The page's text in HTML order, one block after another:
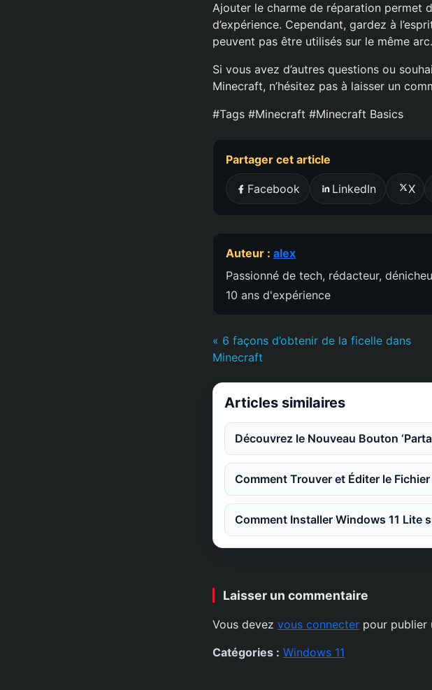
Ajouter le charme de réparation permet
d’expérience. Cependant, gardez à
peuvent pas être utilisés sur le même arc.
Si vous avez d’autres questions ou
Minecraft, n’hésitez pas à laisser un
#Tags #Minecraft #Minecraft Basics
Partager cet article
Facebook LinkedIn X
Auteur : alex
Passionné de tech, rédacteur,
10 ans d'expérience
« 6 façons d’obtenir de la ficelle dans
Minecraft
Articles similaires
Découvrez le Nouveau Bouton
Comment Trouver et Éditer le
Comment Installer Windows 11 Lite
Laisser un commentaire
Vous devez vous connecter pour publier
Catégories : Windows 11